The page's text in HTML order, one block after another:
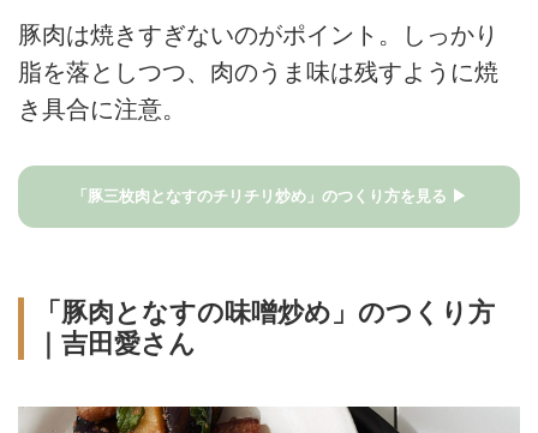
豚肉は焼きすぎないのがポイント。しっかり
脂を落としつつ、肉のうま味は残すように焼
き具合に注意。
「豚三枚肉となすのチリチリ炒め」のつくり方を見る ▶
「豚肉となすの味噌炒め」のつくり方
｜吉田愛さん